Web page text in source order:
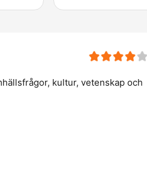
kultur, vetenskap och